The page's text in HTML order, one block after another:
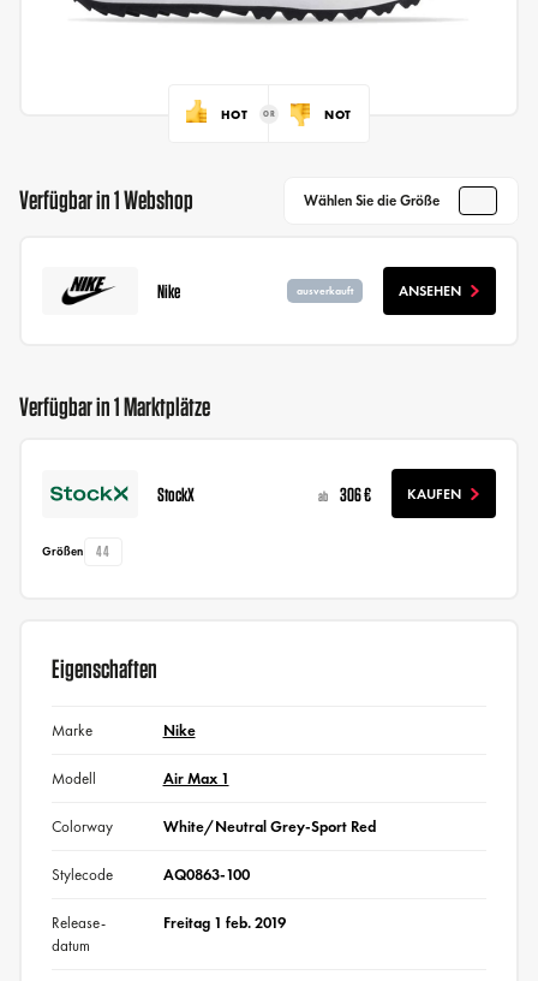
HOT NOT
Verfügbar in 1 Webshop Wählen Sie die Größe
Nike ausverkauft ANSEHEN
Verfügbar in 1 Marktplätze
StockX ab 306 € KAUFEN
Größen 44
Eigenschaften
Marke Nike
Modell Air Max 1
Colorway White/Neutral Grey-Sport Red
Stylecode AQ0863-100
Release-
datum
Freitag 1 feb. 2019